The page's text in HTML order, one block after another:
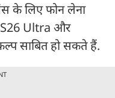
के लिए फोन लेना
S26 Ultra और
साबित हो सकते हैं.